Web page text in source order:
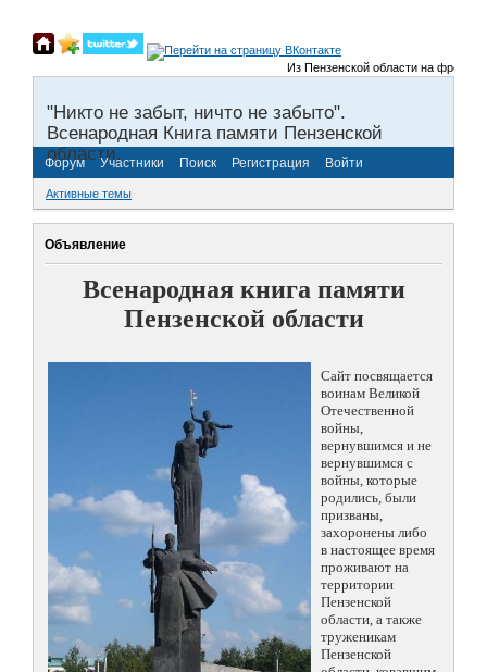
Из Пензенской области на фронты
"Никто не забыт, ничто не забыто".
Всенародная Книга памяти Пензенской
области.
Форум Участники Поиск Регистрация Войти
Активные темы
Объявление
Всенародная книга памяти
Пензенской области
Сайт посвящается
воинам Великой
Отечественной
войны,
вернувшимся и не
вернувшимся с
войны, которые
родились, были
призваны,
захоронены либо
в настоящее время
проживают на
территории
Пензенской
области, а также
труженикам
Пензенской